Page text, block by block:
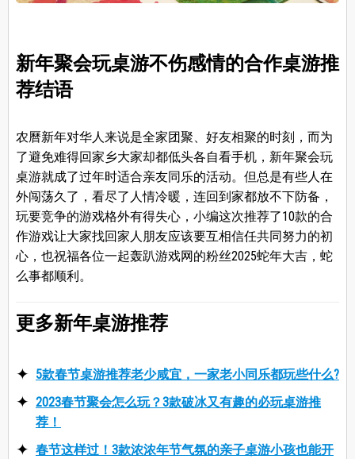
新年聚会玩桌游不伤感情的合作桌游推
荐结语
农曆新年对华人来说是全家团聚、好友相聚的时刻，而为
了避免难得回家乡大家却都低头各自看手机，新年聚会玩
桌游就成了过年时适合亲友同乐的活动。但总是有些人在
外闯荡久了，看尽了人情冷暖，连回到家都放不下防备，
玩要竞争的游戏格外有得失心，小编这次推荐了10款的合
作游戏让大家找回家人朋友应该要互相信任共同努力的初
心，也祝福各位一起轰趴游戏网的粉丝2025蛇年大吉，蛇
么事都顺利。
更多新年桌游推荐
5款春节桌游推荐老少咸宜，一家老小同乐都玩些什么?
2023春节聚会怎么玩？3款破冰又有趣的必玩桌游推
荐！
春节这样过！3款浓浓年节气氛的亲子桌游小孩也能开